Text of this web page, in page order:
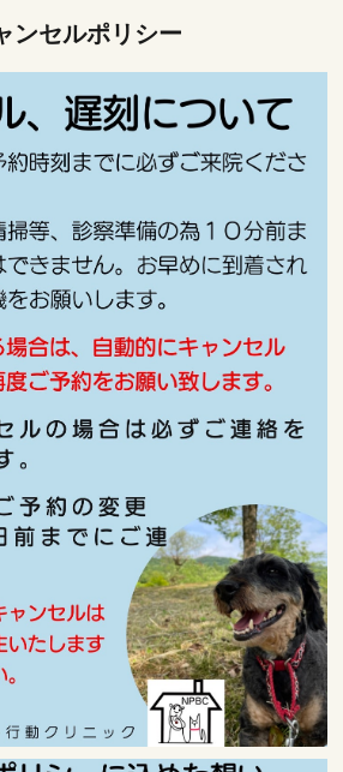
ンセルポリシー